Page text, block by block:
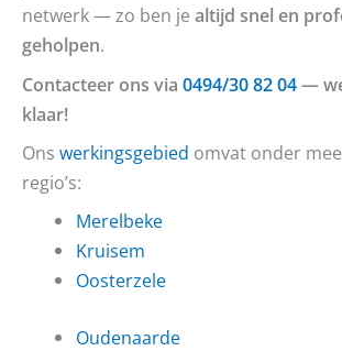
netwerk — zo ben je altijd snel en
geholpen.
Contacteer ons via 0494/30 82 04—
klaar!
Ons werkingsgebied omvat onder
regio’s:
Merelbeke
Kruisem
Oosterzele
Oudenaarde